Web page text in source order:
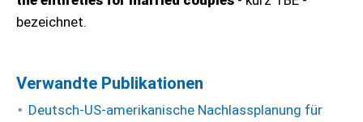
bezeichnet.
Verwandte Publikationen
Deutsch-US-amerikanische Nachlassplanung für